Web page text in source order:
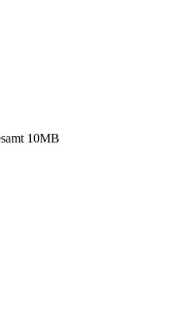
10MB